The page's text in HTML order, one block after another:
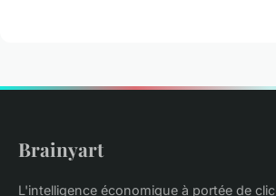
Brainyart
L'intelligence économique à portée de clic